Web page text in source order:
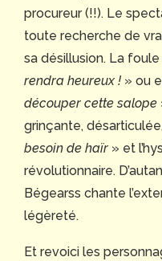
procureur (!!). Le
toute recherche de
sa désillusion. La
rendra heureux ! » ou
découper cette salope
grinçante,
besoin de haïr » et
révolutionnaire.
Bégearss chante
légèreté.
Et revoici les